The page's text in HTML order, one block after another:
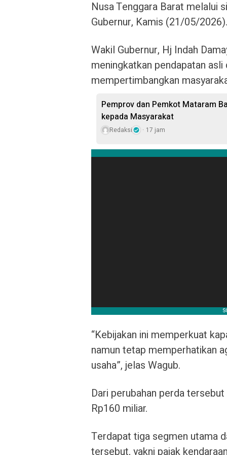
Nusa Tenggara Barat melalui
Gubernur, Kamis (21/05/2026).
Wakil Gubernur, Hj Indah
meningkatkan pendapatan
mempertimbangkan
Pemprov dan Pemkot Mataram
kepada Masyarakat
Redaksi 17 jam
“Kebijakan ini memperkuat
namun tetap memperhatikan
usaha”, jelas Wagub.
Dari perubahan perda
Rp160 miliar.
Terdapat tiga segmen utama
tersebut, yakni pajak